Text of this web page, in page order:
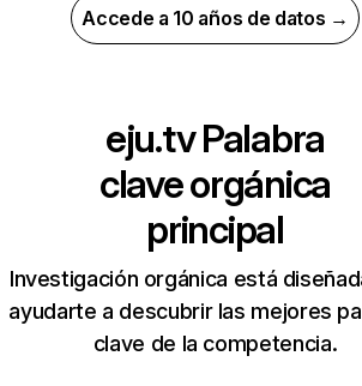
Accede a 10 años de datos →
eju.tvPalabra
clave orgánica
principal
Investigación orgánica está
ayudarte a descubrir las mejores
clave de la competencia.